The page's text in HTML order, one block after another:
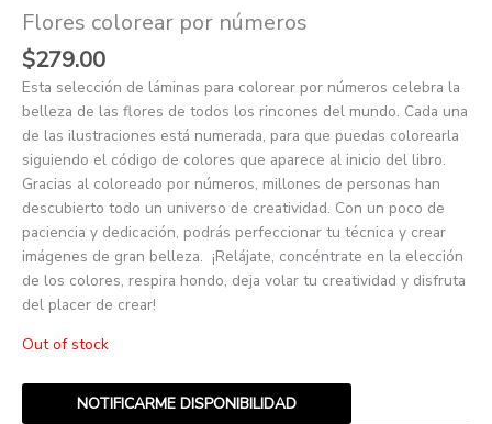
Flores colorear por números
$279.00
Esta selección de láminas para colorear por números celebra la
belleza de las flores de todos los rincones del mundo. Cada una
de las ilustraciones está numerada, para que puedas colorearla
siguiendo el código de colores que aparece al inicio del libro.
Gracias al coloreado por números, millones de personas han
descubierto todo un universo de creatividad. Con un poco de
paciencia y dedicación, podrás perfeccionar tu técnica y crear
imágenes de gran belleza. ¡Relájate, concéntrate en la elección
de los colores, respira hondo, deja volar tu creatividad y disfruta
del placer de crear!
Out of stock
NOTIFICARME DISPONIBILIDAD